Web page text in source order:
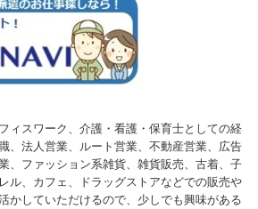
ィスワーク、介護・看護・保育士としての経
、法人営業、ルート営業、不動産営業、広告
、ファッション系雑貨、雑貨販売、古着、子
ル、カフェ、ドラッグストアなどでの販売や
かしていただけるので、少しでも興味がある